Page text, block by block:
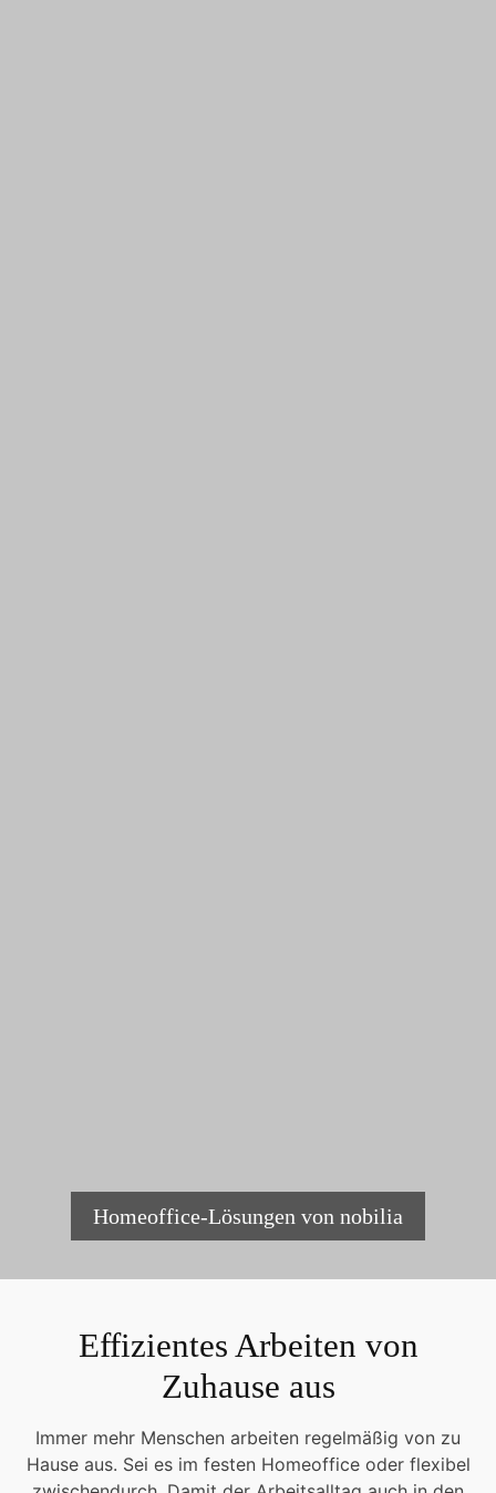
Homeoffice-Lösungen von nobilia
Effizientes Arbeiten von
Zuhause aus
Immer mehr Menschen arbeiten regelmäßig von zu
Hause aus. Sei es im festen Homeoffice oder flexibel